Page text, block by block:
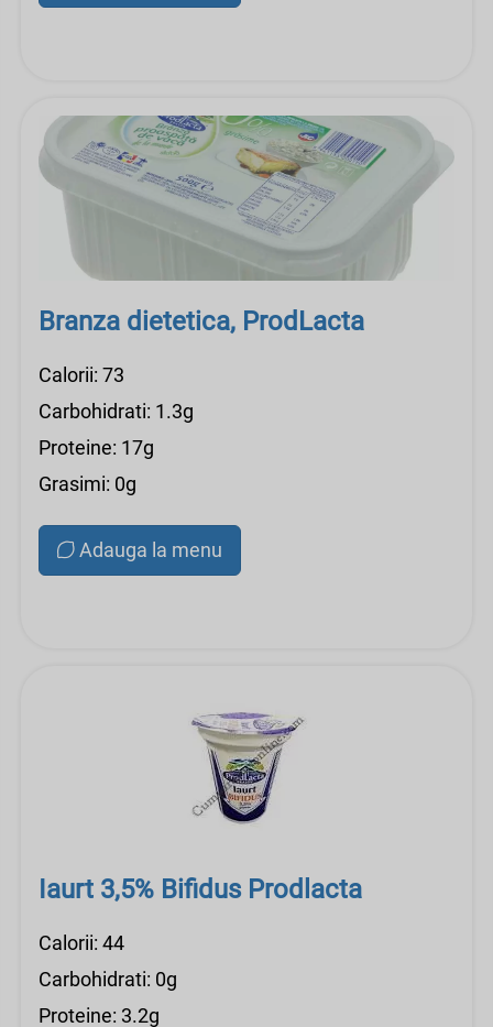
Branza dietetica, ProdLacta
Calorii: 73
Carbohidrati: 1.3g
Proteine: 17g
Grasimi: 0g
Adauga la menu
Iaurt 3,5% Bifidus Prodlacta
Calorii: 44
Carbohidrati: 0g
Proteine: 3.2g